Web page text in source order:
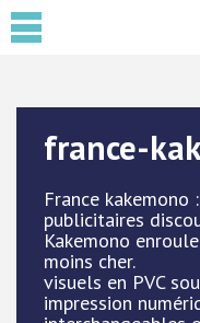
france-
France
publicitaires
Kakemono
moins cher.
visuels en PVC
impression